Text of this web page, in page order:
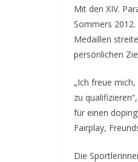
Mit den XIV.
Sommers
Medaillen
persönlichen
„Ich freue
zu qualifizieren
für einen
Fairplay,
Die